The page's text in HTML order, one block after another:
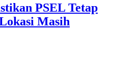
PSEL Tetap
Masih